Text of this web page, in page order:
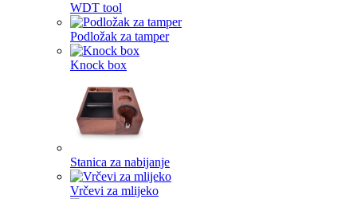
WDT tool
Podložak za tamper
Knock box
Stanica za nabijanje
Vrčevi za mlijeko